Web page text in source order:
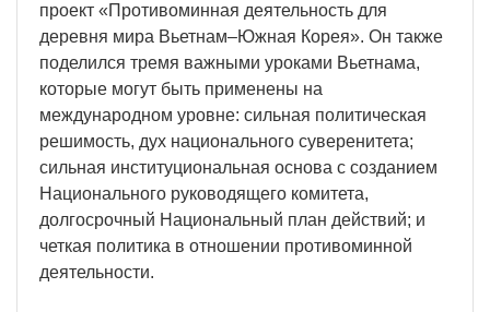
проект «Противоминная деятельность для
деревня мира Вьетнам–Южная Корея». Он также
поделился тремя важными уроками Вьетнама,
которые могут быть применены на
международном уровне: сильная политическая
решимость, дух национального суверенитета;
сильная институциональная основа с созданием
Национального руководящего комитета,
долгосрочный Национальный план действий; и
четкая политика в отношении противоминной
деятельности.